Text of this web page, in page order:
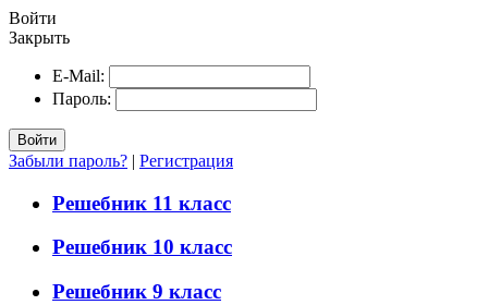
Войти
Закрыть
E-Mail:
Пароль:
Войти
Забыли пароль? | Регистрация
Решебник 11 класс
Решебник 10 класс
Решебник 9 класс